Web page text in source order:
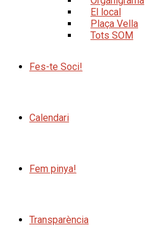
El local
Plaça Vella
Tots SOM
Fes-te Soci!
Calendari
Fem pinya!
Transparència